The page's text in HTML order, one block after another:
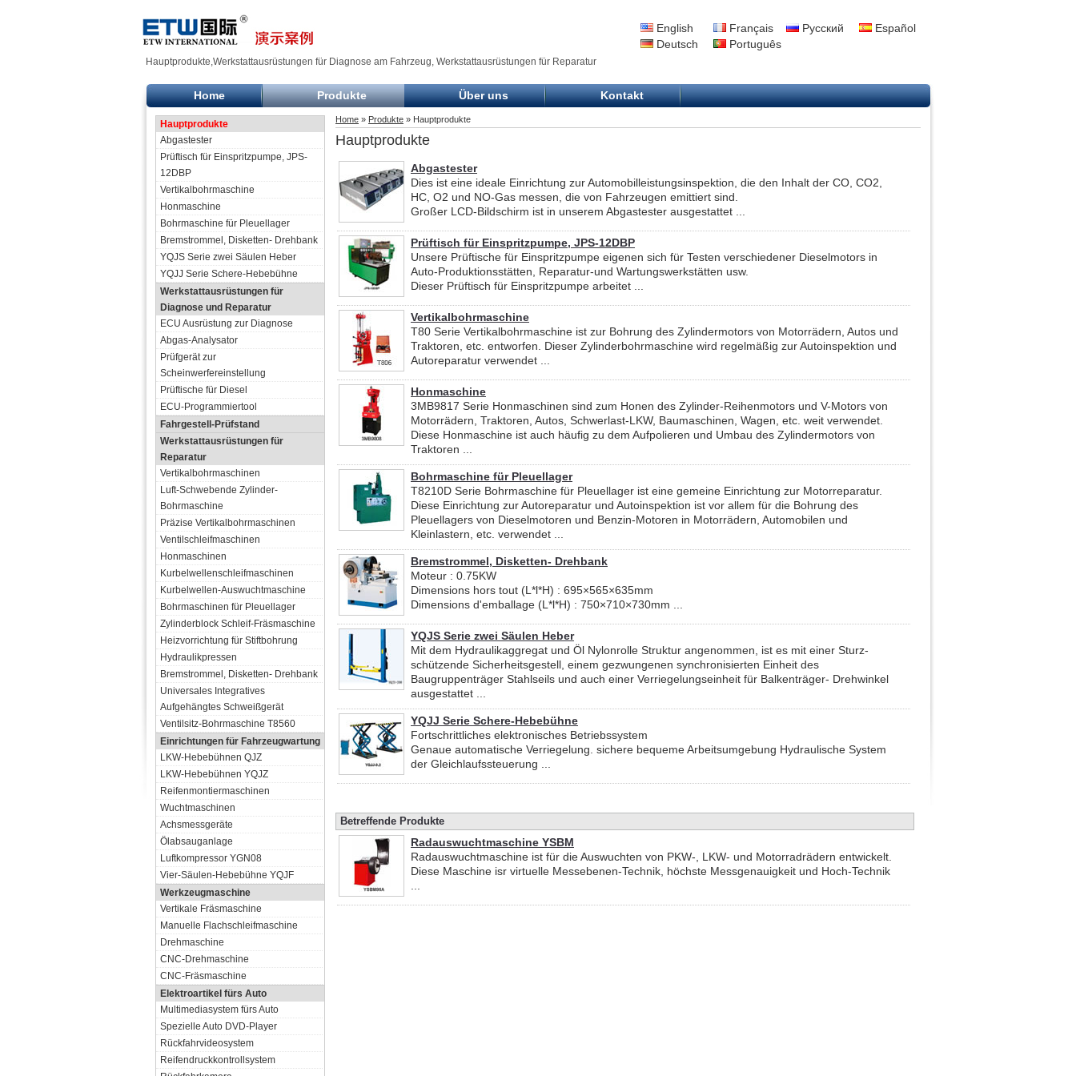
Hauptprodukte,Werkstattausrüstungen für Diagnose am Fahrzeug, Werkstattausrüstungen für Reparatur
English Français Русский
Español
Deutsch
Português
Home Produkte Über uns Kontakt
Hauptprodukte
Abgastester
Prüftisch für Einspritzpumpe, JPS-
12DBP
Vertikalbohrmaschine
Honmaschine
Bohrmaschine für Pleuellager
Bremstrommel, Disketten- Drehbank
YQJS Serie zwei Säulen Heber
YQJJ Serie Schere-Hebebühne
Werkstattausrüstungen für
Diagnose und Reparatur
ECU Ausrüstung zur Diagnose
Abgas-Analysator
Prüfgerät zur
Scheinwerfereinstellung
Prüftische für Diesel
ECU-Programmiertool
Fahrgestell-Prüfstand
Werkstattausrüstungen für
Reparatur
Vertikalbohrmaschinen
Luft-Schwebende Zylinder-
Bohrmaschine
Präzise Vertikalbohrmaschinen
Ventilschleifmaschinen
Honmaschinen
Kurbelwellenschleifmaschinen
Kurbelwellen-Auswuchtmaschine
Bohrmaschinen für Pleuellager
Zylinderblock Schleif-Fräsmaschine
Heizvorrichtung für Stiftbohrung
Hydraulikpressen
Bremstrommel, Disketten- Drehbank
Universales Integratives
Aufgehängtes Schweißgerät
Ventilsitz-Bohrmaschine T8560
Einrichtungen für Fahrzeugwartung
LKW-Hebebühnen QJZ
LKW-Hebebühnen YQJZ
Reifenmontiermaschinen
Wuchtmaschinen
Achsmessgeräte
Ölabsauganlage
Luftkompressor YGN08
Vier-Säulen-Hebebühne YQJF
Werkzeugmaschine
Vertikale Fräsmaschine
Manuelle Flachschleifmaschine
Drehmaschine
CNC-Drehmaschine
CNC-Fräsmaschine
Elektroartikel fürs Auto
Multimediasystem fürs Auto
Spezielle Auto DVD-Player
Rückfahrvideosystem
Reifendruckkontrollsystem
Home » Produkte » Hauptprodukte
Hauptprodukte
Abgastester
Dies ist eine ideale Einrichtung zur Automobilleistungsinspektion, die den Inhalt der CO, CO2,
HC, O2 und NO-Gas messen, die von Fahrzeugen emittiert sind.
Großer LCD-Bildschirm ist in unserem Abgastester ausgestattet ...
Prüftisch für Einspritzpumpe, JPS-12DBP
Unsere Prüftische für Einspritzpumpe eigenen sich für Testen verschiedener Dieselmotors in
Auto-Produktionsstätten, Reparatur-und Wartungswerkstätten usw.
Dieser Prüftisch für Einspritzpumpe arbeitet ...
Vertikalbohrmaschine
T80 Serie Vertikalbohrmaschine ist zur Bohrung des Zylindermotors von Motorrädern, Autos und
Traktoren, etc. entworfen. Dieser Zylinderbohrmaschine wird regelmäßig zur Autoinspektion und
Autoreparatur verwendet ...
Honmaschine
3MB9817 Serie Honmaschinen sind zum Honen des Zylinder-Reihenmotors und V-Motors von
Motorrädern, Traktoren, Autos, Schwerlast-LKW, Baumaschinen, Wagen, etc. weit verwendet.
Diese Honmaschine ist auch häufig zu dem Aufpolieren und Umbau des Zylindermotors von
Traktoren ...
Bohrmaschine für Pleuellager
T8210D Serie Bohrmaschine für Pleuellager ist eine gemeine Einrichtung zur Motorreparatur.
Diese Einrichtung zur Autoreparatur und Autoinspektion ist vor allem für die Bohrung des
Pleuellagers von Dieselmotoren und Benzin-Motoren in Motorrädern, Automobilen und
Kleinlastern, etc. verwendet ...
Bremstrommel, Disketten- Drehbank
Moteur : 0.75KW
Dimensions hors tout (L*l*H) : 695×565×635mm
Dimensions d'emballage (L*l*H) : 750×710×730mm ...
YQJS Serie zwei Säulen Heber
Mit dem Hydraulikaggregat und Öl Nylonrolle Struktur angenommen, ist es mit einer Sturz-
schützende Sicherheitsgestell, einem gezwungenen synchronisierten Einheit des
Baugruppenträger Stahlseils und auch einer Verriegelungseinheit für Balkenträger- Drehwinkel
ausgestattet ...
YQJJ Serie Schere-Hebebühne
Fortschrittliches elektronisches Betriebssystem
Genaue automatische Verriegelung. sichere bequeme Arbeitsumgebung Hydraulische System
der Gleichlaufssteuerung ...
Betreffende Produkte
Radauswuchtmaschine YSBM
Radauswuchtmaschine ist für die Auswuchten von PKW-, LKW- und Motorradrädern entwickelt.
Diese Maschine isr virtuelle Messebenen-Technik, höchste Messgenauigkeit und Hoch-Technik